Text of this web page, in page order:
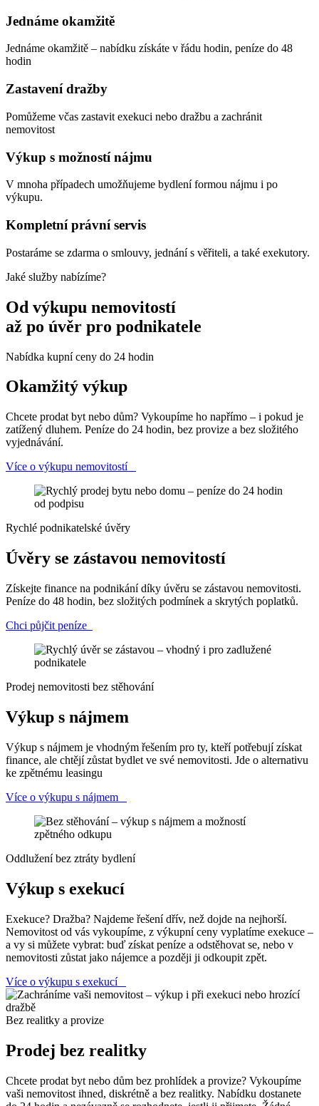
Jednáme okamžitě
Jednáme okamžitě – nabídku získáte v řádu hodin, peníze do 48
hodin
Zastavení dražby
Pomůžeme včas zastavit exekuci nebo dražbu a zachránit
nemovitost
Výkup s možností nájmu
V mnoha případech umožňujeme bydlení formou nájmu i po
výkupu.
Kompletní právní servis
Postaráme se zdarma o smlouvy, jednání s věřiteli, a také exekutory.
Jaké služby nabízíme?
Od výkupu nemovitostí
až po úvěr pro podnikatele
Nabídka kupní ceny do 24 hodin
Okamžitý výkup
Chcete prodat byt nebo dům? Vykoupíme ho napřímo – i pokud je
zatížený dluhem. Peníze do 24 hodin, bez provize a bez složitého
vyjednávání.
Více o výkupu nemovitostí
Rychlé podnikatelské úvěry
Úvěry se zástavou nemovitostí
Získejte finance na podnikání díky úvěru se zástavou nemovitosti.
Peníze do 48 hodin, bez složitých podmínek a skrytých poplatků.
Chci půjčit peníze
Prodej nemovitosti bez stěhování
Výkup s nájmem
Výkup s nájmem je vhodným řešením pro ty, kteří potřebují získat
finance, ale chtějí zůstat bydlet ve své nemovitosti. Jde o alternativu
ke zpětnému leasingu
Více o výkupu s nájmem
Oddlužení bez ztráty bydlení
Výkup s exekucí
Exekuce? Dražba? Najdeme řešení dřív, než dojde na nejhorší.
Nemovitost od vás vykoupíme, z výkupní ceny vyplatíme exekuce –
a vy si můžete vybrat: buď získat peníze a odstěhovat se, nebo v
nemovitosti zůstat jako nájemce a později ji odkoupit zpět.
Více o výkupu s exekucí
Bez realitky a provize
Prodej bez realitky
Chcete prodat byt nebo dům bez prohlídek a provize? Vykoupíme
vaši nemovitost ihned, diskrétně a bez realitky. Nabídku dostanete